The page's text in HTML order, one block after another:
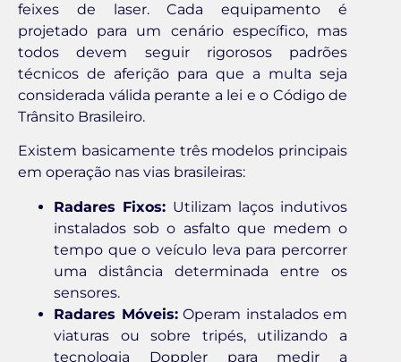
feixes de laser. Cada equipamento é
projetado para um cenário específico, mas
todos devem seguir rigorosos padrões
técnicos de aferição para que a multa seja
considerada válida perante a lei e o Código de
Trânsito Brasileiro.
Existem basicamente três modelos principais
em operação nas vias brasileiras:
Radares Fixos: Utilizam laços indutivos
instalados sob o asfalto que medem o
tempo que o veículo leva para percorrer
uma distância determinada entre os
sensores.
Radares Móveis:Operam instalados em
viaturas ou sobre tripés, utilizando a
tecnologia Doppler para medir a